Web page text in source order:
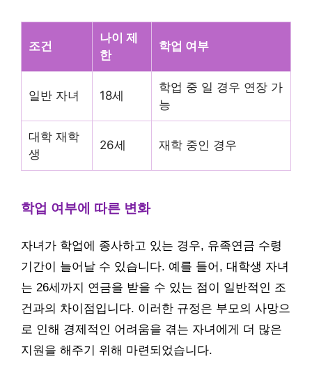
조건
나이 제
한
학업 여부
일반 자녀 18세
학업 중 일 경우 연장 가
능
대학 재학
생
26세 재학 중인 경우
학업 여부에 따른 변화
자녀가 학업에 종사하고 있는 경우, 유족연금 수령
기간이 늘어날 수 있습니다. 예를 들어, 대학생 자녀
는 26세까지 연금을 받을 수 있는 점이 일반적인 조
건과의 차이점입니다. 이러한 규정은 부모의 사망으
로 인해 경제적인 어려움을 겪는 자녀에게 더 많은
지원을 해주기 위해 마련되었습니다.